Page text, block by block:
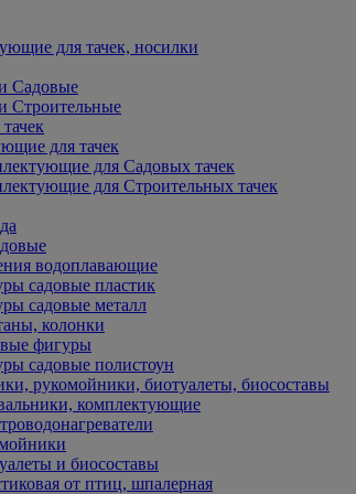
для тачек, носилки
Садовые
Строительные
для тачек
для Садовых тачек
для Строительных тачек
водоплавающие
садовые пластик
садовые металл
колонки
фигуры
садовые полистоун
рукомойники, биотуалеты, биосоставы
комплектующие
и биосоставы
от птиц, шпалерная